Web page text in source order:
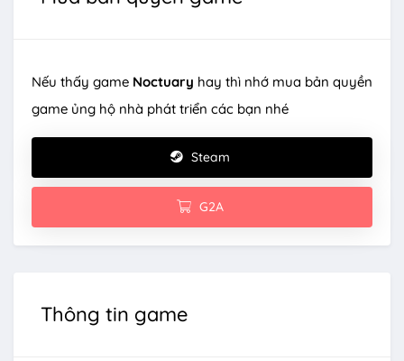
Nếu thấy game Noctuary hay thì nhớ mua bản quyền
game ủng hộ nhà phát triển các bạn nhé
Steam
G2A
Thông tin game